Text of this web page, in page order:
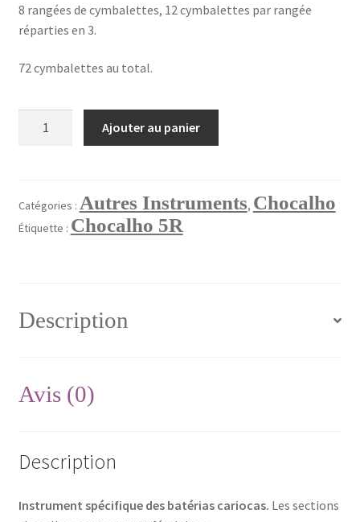
Page d’exemple
Panier
8 rangées de cymbalettes, 12 cymbalettes par rangée
réparties en 3.
72 cymbalettes au total.
rangées
Réf:
cho5
Ajouter au panier
Catégories : Autres Instruments, Chocalho
Étiquette : Chocalho 5R
Description
Avis (0)
Description
Instrument spécifique des batérias cariocas. Les sections